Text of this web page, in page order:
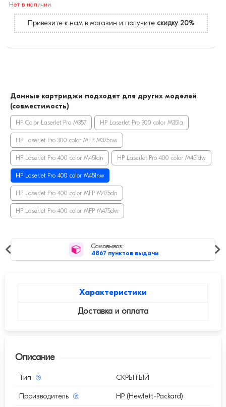
Нет в наличии
Привезите к нам в магазин и получите скидку 20%
Данные картриджи подходят для других моделей
(совместимость)
HP Color LaserJet Pro M357 HP LaserJet Pro 300 color M351a
HP LaserJet Pro 300 color MFP M375nw
HP LaserJet Pro 400 color M451dn HP LaserJet Pro 400 color M451dw
HP LaserJet Pro 400 color M451nw
HP LaserJet Pro 400 color MFP M475dn
HP LaserJet Pro 400 color MFP M475dw
Рейтинг
средняя
Характеристики
Доставка и оплата
Описание
Тип СКРЫТЫЙ
Производитель HP (Hewlett-Packard)